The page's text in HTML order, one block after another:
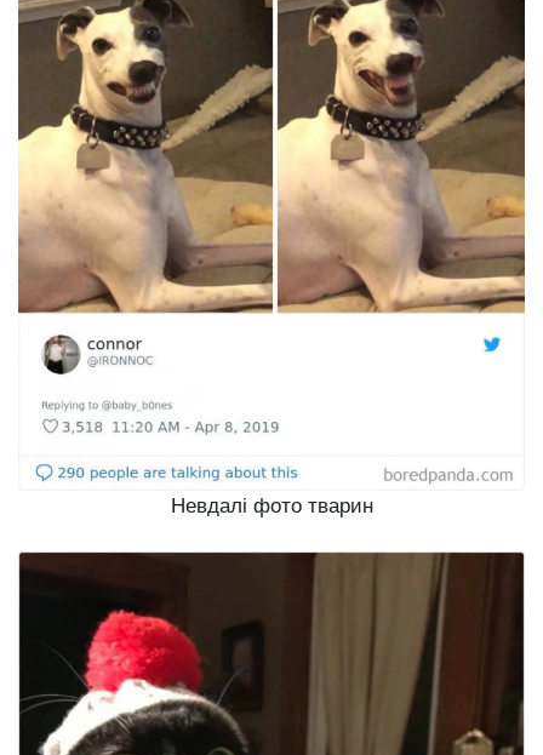
Невдалі фото тварин